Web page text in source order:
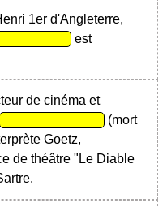
1er d'Angleterre,
est
de cinéma et
(mort
Goetz,
de théâtre "Le Diable